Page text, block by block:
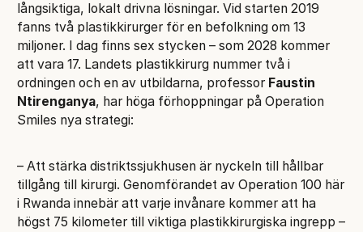
långsiktiga, lokalt drivna lösningar. Vid starten 2019
fanns två plastikkirurger för en befolkning om 13
miljoner. I dag finns sex stycken – som 2028 kommer
att vara 17. Landets plastikkirurg nummer två i
ordningen och en av utbildarna, professor Faustin
Ntirenganya, har höga förhoppningar på Operation
Smiles nya strategi:
– Att stärka distriktssjukhusen är nyckeln till hållbar
tillgång till kirurgi. Genomförandet av Operation 100 här
i Rwanda innebär att varje invånare kommer att ha
högst 75 kilometer till viktiga plastikkirurgiska ingrepp –